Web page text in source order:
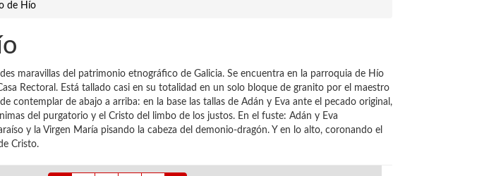
de Hío
maravillas del patrimonio etnográfico de Galicia. Se encuentra en la parroquia de Hío
Rectoral. Está tallado casi en su totalidad en un solo bloque de granito por el maestro
contemplar de abajo a arriba: en la base las tallas de Adán y Eva ante el pecado original,
del purgatorio y el Cristo del limbo de los justos. En el fuste: Adán y Eva
y la Virgen María pisando la cabeza del demonio-dragón. Y en lo alto, coronando el
Cristo.